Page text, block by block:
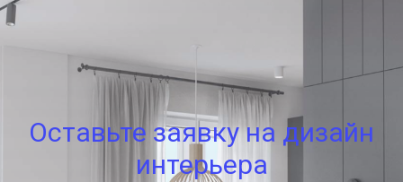
Оставьте заявку на дизайн
интерьера